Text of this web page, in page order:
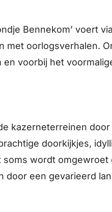
Bennekom’ voert
met oorlogsverhalen.
voorbij het
kazerneterreinen
doorkijkjes,
soms wordt
door een gevarieerd